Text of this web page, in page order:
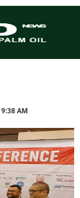
9:38 AM